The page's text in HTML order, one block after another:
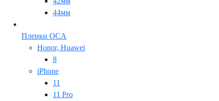
44мм
Пленки OCA
Honor, Huawei
8
iPhone
11
11 Pro